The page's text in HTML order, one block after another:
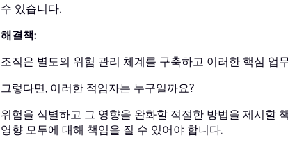
수 있습니다.
해결책:
조직은 별도의 위험 관리 체계를 구축하고 이러한 핵심 업
그렇다면, 이러한 적임자는 누구일까요?
위험을 식별하고 그 영향을 완화할 적절한 방법을 제시할
영향 모두에 대해 책임을 질 수 있어야 합니다.